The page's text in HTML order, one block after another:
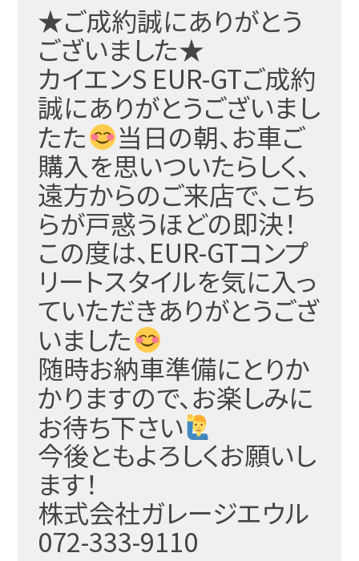
★ご成約誠にありがとう
ございました★
カイエンS EUR-GTご成約
誠にありがとうございまし
たた
当日の朝、お車ご
購入を思いついたらしく、
遠方からのご来店で、こち
らが戸惑うほどの即決！
この度は、EUR-GTコンプ
リートスタイルを気に入っ
ていただきありがとうござ
いました
随時お納車準備にとりか
かりますので、お楽しみに
お待ち下さい
今後ともよろしくお願いし
ます！
株式会社ガレージエウル
072-333-9110